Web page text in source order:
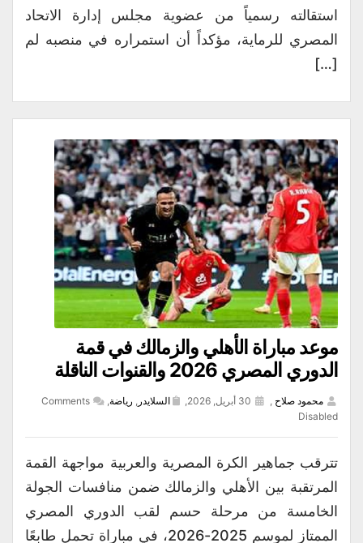
استقالته رسمياً من عضوية مجلس إدارة الاتحاد
المصري للرماية، مؤكداً أن استمراره في منصبه لم
[…]
موعد مباراة الأهلي والزمالك في قمة
الدوري المصري 2026 والقنوات الناقلة
محمود صلاح السلايدر رياضة
Comments
Disabled
تترقب جماهير الكرة المصرية والعربية مواجهة القمة
المرتقبة بين الأهلي والزمالك ضمن منافسات الجولة
الخامسة من مرحلة حسم لقب الدوري المصري
الممتاز لموسم 2025-2026، في مباراة تحمل طابعًا